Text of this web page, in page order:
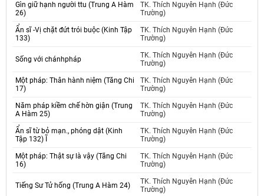
Gìn giữ hạnh người ttu (Trung A Hàm
26)
TK. Thích Nguyên Hạnh (Đức
Trường)
Ẩn sĩ -Vị chặt đứt trói buộc (Kinh Tập
133)
TK. Thích Nguyên Hạnh (Đức
Trường)
Sống với chánhpháp
TK. Thích Nguyên Hạnh (Đức
Trường)
Một pháp: Thân hành niệm (Tăng Chi
17)
TK. Thích Nguyên Hạnh (Đức
Trường)
Năm pháp kiềm chế hờn giận (Trung
A Hàm 25)
TK. Thích Nguyên Hạnh (Đức
Trường)
Ẩn sĩ từ bỏ mạn., phóng dật (Kinh
Tập 132) Ĩ
TK. Thích Nguyên Hạnh (Đức
Trường)
Một pháp: Thật sự là vậy (Tăng Chi
16)
TK. Thích Nguyên Hạnh (Đức
Trường)
Tiếng Sư Tử hống (Trung A Hàm 24)
TK. Thích Nguyên Hạnh (Đức
Trường)